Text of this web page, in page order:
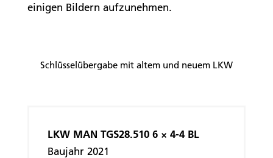
einigen Bildern aufzunehmen.
Schlüsselübergabe mit altem und neuem LKW
LKW MAN TGS28.510 6 × 4-4 BL
Baujahr 2021